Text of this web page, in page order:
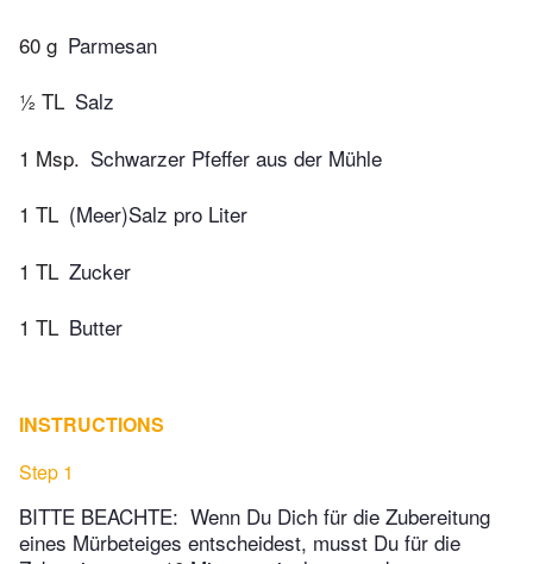
60 g Parmesan
½ TL Salz
1 Msp. Schwarzer Pfeffer aus der Mühle
1 TL (Meer)Salz pro Liter
1 TL Zucker
1 TL Butter
INSTRUCTIONS
Step 1
BITTE BEACHTE: Wenn Du Dich für die Zubereitung
eines Mürbeteiges entscheidest, musst Du für die